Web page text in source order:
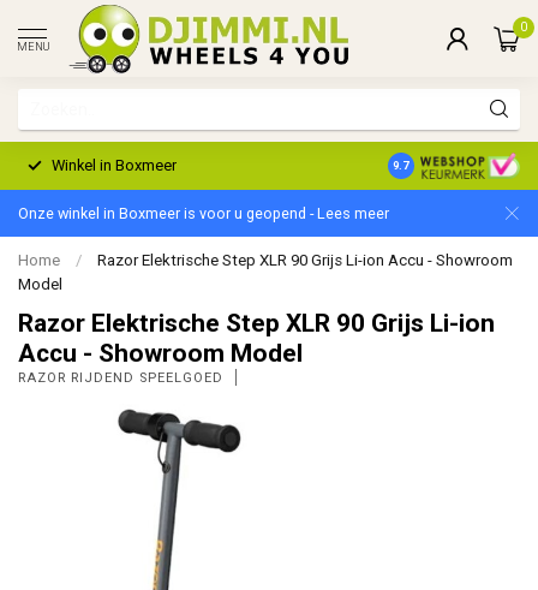
MENU
0
Winkel in Boxmeer 2 Jaar Garantie
9.7
Onze winkel in Boxmeer is voor u geopend - Lees meer
Home /
Razor Elektrische Step XLR 90 Grijs Li-ion Accu - Showroom
Model
Razor Elektrische Step XLR 90 Grijs Li-ion
Accu - Showroom Model
RAZOR RIJDEND SPEELGOED